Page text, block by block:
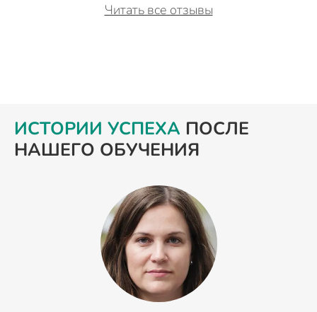
Читать все отзывы
ИСТОРИИ УСПЕХА ПОСЛЕ
НАШЕГО ОБУЧЕНИЯ